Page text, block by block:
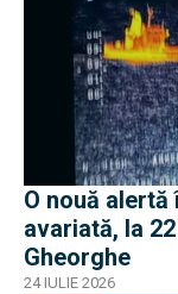
O nouă alertă
avariată, la
Gheorghe
24 IULIE 2026